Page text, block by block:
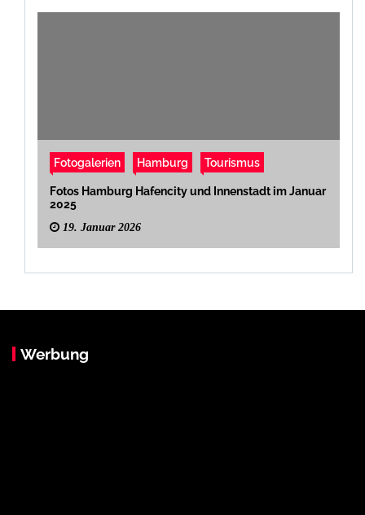
Fotogalerien Hamburg Tourismus
Fotos Hamburg Hafencity und Innenstadt im Januar
2025
19. Januar 2026
Werbung